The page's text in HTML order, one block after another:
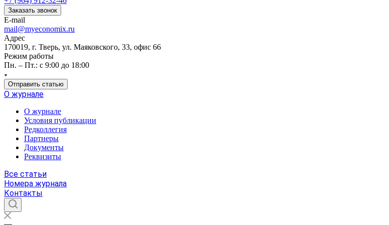
Заказать звонок
E-mail
mail@myeconomix.ru
Адрес
170019, г. Тверь, ул. Маяковского, 33, офис 66
Режим работы
Пн. – Пт.: с 9:00 до 18:00
Отправить статью
О журнале
О журнале
Условия публикации
Редколлегия
Партнеры
Документы
Реквизиты
Все статьи
Номера журнала
Контакты